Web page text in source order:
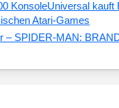
Universal kauft
Atari-Games
– SPIDER-MAN: